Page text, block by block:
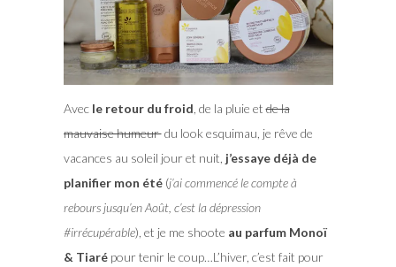
Avecle retour du froid , de la pluie etde la
mauvaise humeurdu look esquimau, je rêve de
vacances au soleil jour et nuit, j’essaye déjà de
planifier mon été(j’ai commencé le compte à
rebours jusqu’en Août, c’est la dépression
#irrécupérable), et je me shoote au parfum Monoï
& Tiarépour tenir le coup…L’hiver, c’est fait pour